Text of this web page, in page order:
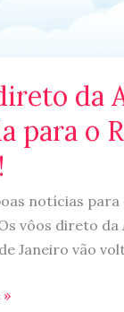
da
para o
notícias para
vôos direto da
Janeiro vão